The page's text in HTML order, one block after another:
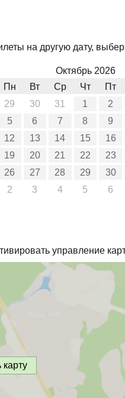
на другую дату,
Октябрь 2026
Пн
Вт Ср Чт
Пт
29
30 31 1
2
5
6 7 8
9
12
13 14 15
16
19
20 21 22
23
26
27 28 29
30
2
3 4 5 6
управление
карту